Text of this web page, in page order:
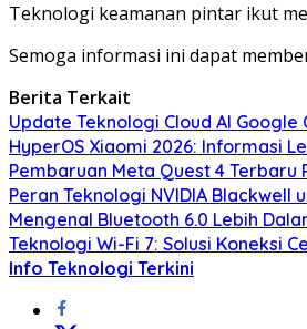
Teknologi keamanan pintar ikut
Semoga informasi ini dapat
Berita Terkait
Update Teknologi Cloud AI
HyperOS Xiaomi 2026: Informasi
Pembaruan Meta Quest 4
Peran Teknologi NVIDIA
Mengenal Bluetooth 6.0 Lebih
Teknologi Wi-Fi 7: Solusi Koneksi
Info Teknologi Terkini